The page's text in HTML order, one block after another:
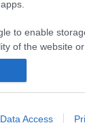
to enable
of the website
to enable storage
to enable
Data Access